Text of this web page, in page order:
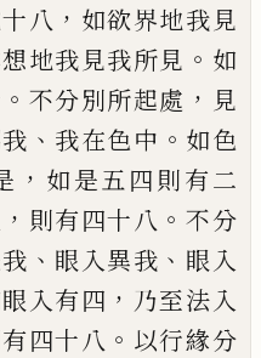
十八 ， 如欲界地我見
想地我見我所見 。 如
。 不分別所起處 ， 見
、 我在色中 。 如色
， 如是五四則有二
， 則有四十八 。不分
、 眼入異我 、 眼入
入有四 ， 乃至法入
四十八 。 以行緣分